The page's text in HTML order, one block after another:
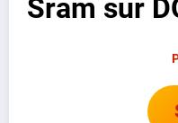
Sram sur